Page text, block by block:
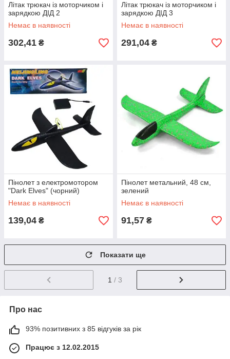
Літак трюкач із моторчиком і
зарядкою ДІД 2
Немає в наявності
302,41 ₴
Літак трюкач із моторчиком і
зарядкою ДІД 3
Немає в наявності
291,04 ₴
Пінолет з електромотором
"Dark Elves" (чорний)
Немає в наявності
139,04 ₴
Пінолет метальний, 48 см,
зелений
Немає в наявності
91,57 ₴
Показати ще
1 / 3
Про нас
93% позитивних з 85 відгуків за рік
Працює з 12.02.2015